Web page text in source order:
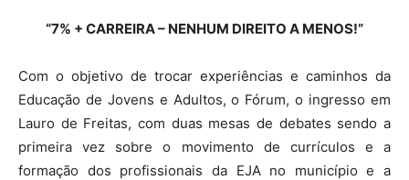
“7% + CARREIRA – NENHUM DIREITO A MENOS!”
Com o objetivo de trocar experiências e caminhos da
Educação de Jovens e Adultos, o Fórum, o ingresso em
Lauro de Freitas, com duas mesas de debates sendo a
primeira vez sobre o movimento de currículos e a
formação dos profissionais da EJA no município e a